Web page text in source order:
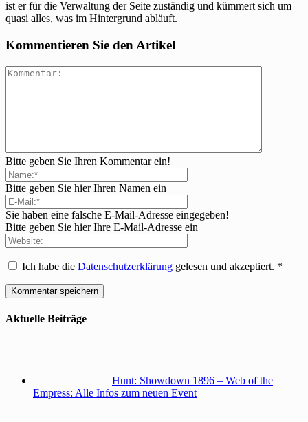
ist er für die Verwaltung der Seite zuständig und kümmert sich um
quasi alles, was im Hintergrund abläuft.
Kommentieren Sie den Artikel
Bitte geben Sie Ihren Kommentar ein!
Bitte geben Sie hier Ihren Namen ein
Sie haben eine falsche E-Mail-Adresse eingegeben!
Bitte geben Sie hier Ihre E-Mail-Adresse ein
Ich habe die Datenschutzerklärung gelesen und akzeptiert. *
Aktuelle Beiträge
Hunt: Showdown 1896 – Web of the
Empress: Alle Infos zum neuen Event